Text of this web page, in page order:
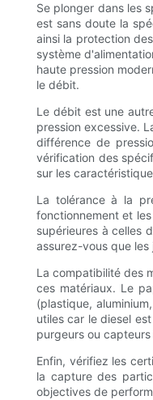
Se plonger dans les
est sans doute la
ainsi la protection
système
haute pression
le débit.
Le débit est une
pression excessive.
différence de
vérification des
sur les
La tolérance à la
fonctionnement et
supérieures à celles
assurez-vous que
La compatibilité des
ces matériaux. Le
(plastique,
utiles car le diesel
purgeurs ou
Enfin, vérifiez les
la capture des
objectives de